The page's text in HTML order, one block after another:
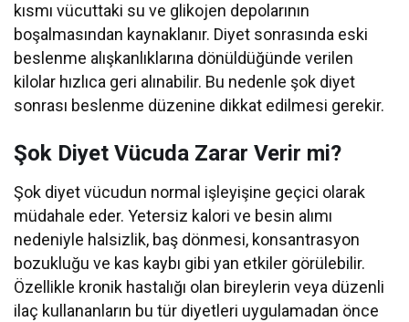
kısmı vücuttaki su ve glikojen depolarının
boşalmasından kaynaklanır. Diyet sonrasında eski
beslenme alışkanlıklarına dönüldüğünde verilen
kilolar hızlıca geri alınabilir. Bu nedenle şok diyet
sonrası beslenme düzenine dikkat edilmesi gerekir.
Şok Diyet Vücuda Zarar Verir mi?
Şok diyet vücudun normal işleyişine geçici olarak
müdahale eder. Yetersiz kalori ve besin alımı
nedeniyle halsizlik, baş dönmesi, konsantrasyon
bozukluğu ve kas kaybı gibi yan etkiler görülebilir.
Özellikle kronik hastalığı olan bireylerin veya düzenli
ilaç kullananların bu tür diyetleri uygulamadan önce